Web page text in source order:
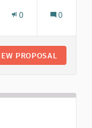
0 0
PROPOSAL